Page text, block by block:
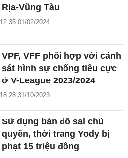
Rịa-Vũng Tàu
12:35 01/02/2024
VPF, VFF phối hợp với cảnh
sát hình sự chống tiêu cực
ở V-League 2023/2024
18:28 31/10/2023
Sử dụng bản đồ sai chủ
quyền, thời trang Yody bị
phạt 15 triệu đồng